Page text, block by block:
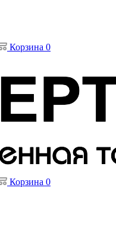
Корзина 0
Корзина 0